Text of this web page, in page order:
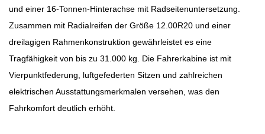
und einer 16-Tonnen-Hinterachse mit Radseitenuntersetzung.
Zusammen mit Radialreifen der Größe 12.00R20 und einer
dreilagigen Rahmenkonstruktion gewährleistet es eine
Tragfähigkeit von bis zu 31.000 kg. Die Fahrerkabine ist mit
Vierpunktfederung, luftgefederten Sitzen und zahlreichen
elektrischen Ausstattungsmerkmalen versehen, was den
Fahrkomfort deutlich erhöht.